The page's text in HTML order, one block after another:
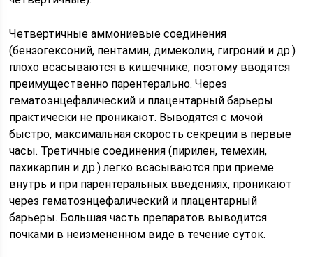
Четвертичные аммониевые соединения
(бензогексоний, пентамин, димеколин, гигроний и др.)
плохо всасываются в кишечнике, поэтому вводятся
преимущественно парентерально. Через
гематоэнцефалический и плацентарный барьеры
практически не проникают. Выводятся с мочой
быстро, максимальная скорость секреции в первые
часы. Третичные соединения (пирилен, темехин,
пахикарпин и др.) легко всасываются при приеме
внутрь и при парентеральных введениях, проникают
через гематоэнцефалический и плацентарный
барьеры. Большая часть препаратов выводится
почками в неизмененном виде в течение суток.